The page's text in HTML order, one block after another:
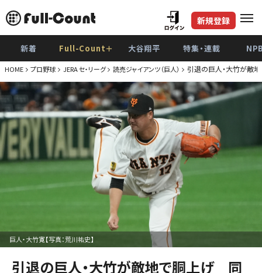
新規登録
新着 Full-Count＋ 大谷翔平 特集・連載
HOME プロ野球 JERA セ・リーグ 読売ジャイアンツ（巨人） 引退の巨人・大竹が敵
巨人・大竹寛【写真：荒川祐史】
引退の巨人・大竹が敵地で胴上げ 同